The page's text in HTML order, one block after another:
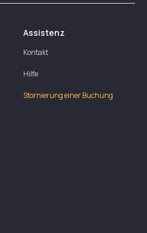
Assistenz
Kontakt
Hilfe
Stornierung einer Buchung